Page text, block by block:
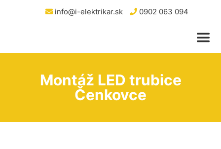
info@i-elektrikar.sk 0902 063 094
Montáž LED trubice
Čenkovce